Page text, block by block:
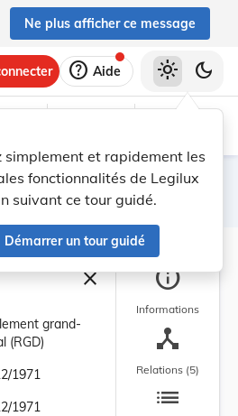
Ne plus afficher ce message
help Aide
simplement et rapidement les
fonctionnalités de Legilux
suivant ce tour guidé.
Démarrer un tour guidé
light_mode dark_mode
recherche
Filtres
closeFermer la barre
grand-
(RGD)
1971
1971
info
Informations
device_hub
Relations (5)
list